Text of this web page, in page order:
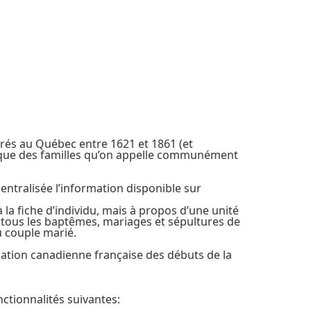
au Québec entre 1621 et 1861 (et
des familles qu’on appelle communément
l’information disponible sur
fiche d’individu, mais à propos d’une unité
les baptêmes, mariages et sépultures de
couple marié.
canadienne française des débuts de la
suivantes: